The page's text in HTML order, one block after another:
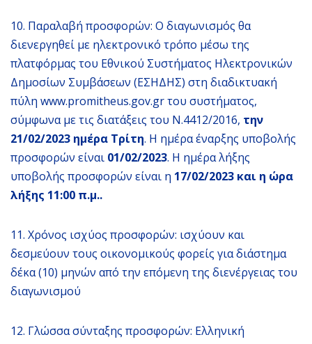
10. Παραλαβή προσφορών: Ο διαγωνισμός θα
διενεργηθεί με ηλεκτρονικό τρόπο μέσω της
πλατφόρμας του Εθνικού Συστήματος Ηλεκτρονικών
Δημοσίων Συμβάσεων (ΕΣΗΔΗΣ) στη διαδικτυακή
πύλη www.promitheus.gov.gr του συστήματος,
σύμφωνα με τις διατάξεις του Ν.4412/2016, την
21/02/2023 ημέρα Τρίτη. Η ημέρα έναρξης υποβολής
προσφορών είναι 01/02/2023. Η ημέρα λήξης
υποβολής προσφορών είναι η 17/02/2023 και η ώρα
λήξης 11:00 π.μ..
11. Χρόνος ισχύος προσφορών: ισχύουν και
δεσμεύουν τους οικονομικούς φορείς για διάστημα
δέκα (10) μηνών από την επόμενη της διενέργειας του
διαγωνισμού
12. Γλώσσα σύνταξης προσφορών: Ελληνική